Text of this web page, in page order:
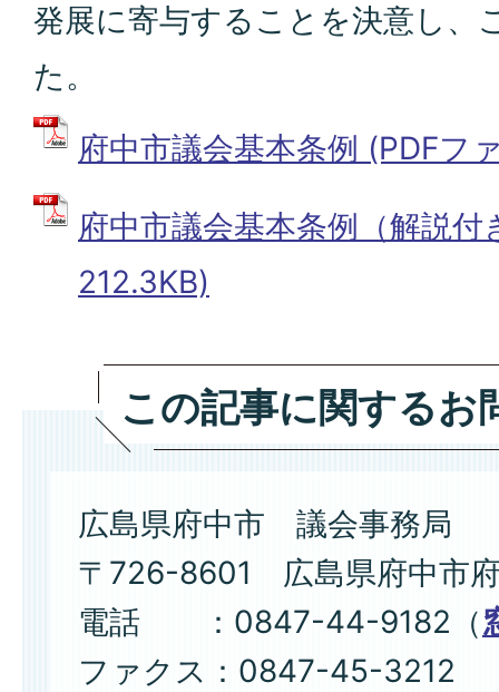
発展に寄与することを決意し、
た。
府中市議会基本条例 (PDFフ
府中市議会基本条例（解説
212.3KB)
この記事に関するお
広島県府中市 議会事務局
〒726-8601 広島県府中市
電話 ：0847-44-9182（
ファクス：0847-45-3212